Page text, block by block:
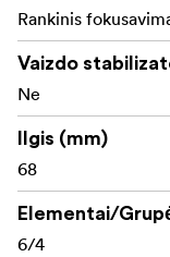
Rankinis
Vaizdo
Ne
Ilgis (mm)
68
Elementai/
6/4